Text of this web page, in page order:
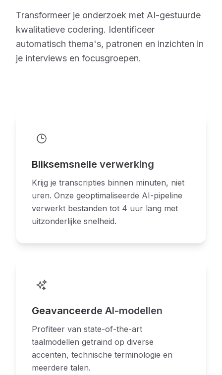
Transformeer je onderzoek met AI-gestuurde
kwalitatieve codering. Identificeer
automatisch thema's, patronen en inzichten in
je interviews en focusgroepen.
Bliksemsnelle verwerking
Krijg je transcripties binnen minuten, niet
uren. Onze geoptimaliseerde AI-pipeline
verwerkt bestanden tot 4 uur lang met
uitzonderlijke snelheid.
Geavanceerde AI-modellen
Profiteer van state-of-the-art
taalmodellen getraind op diverse
accenten, technische terminologie en
meerdere talen.